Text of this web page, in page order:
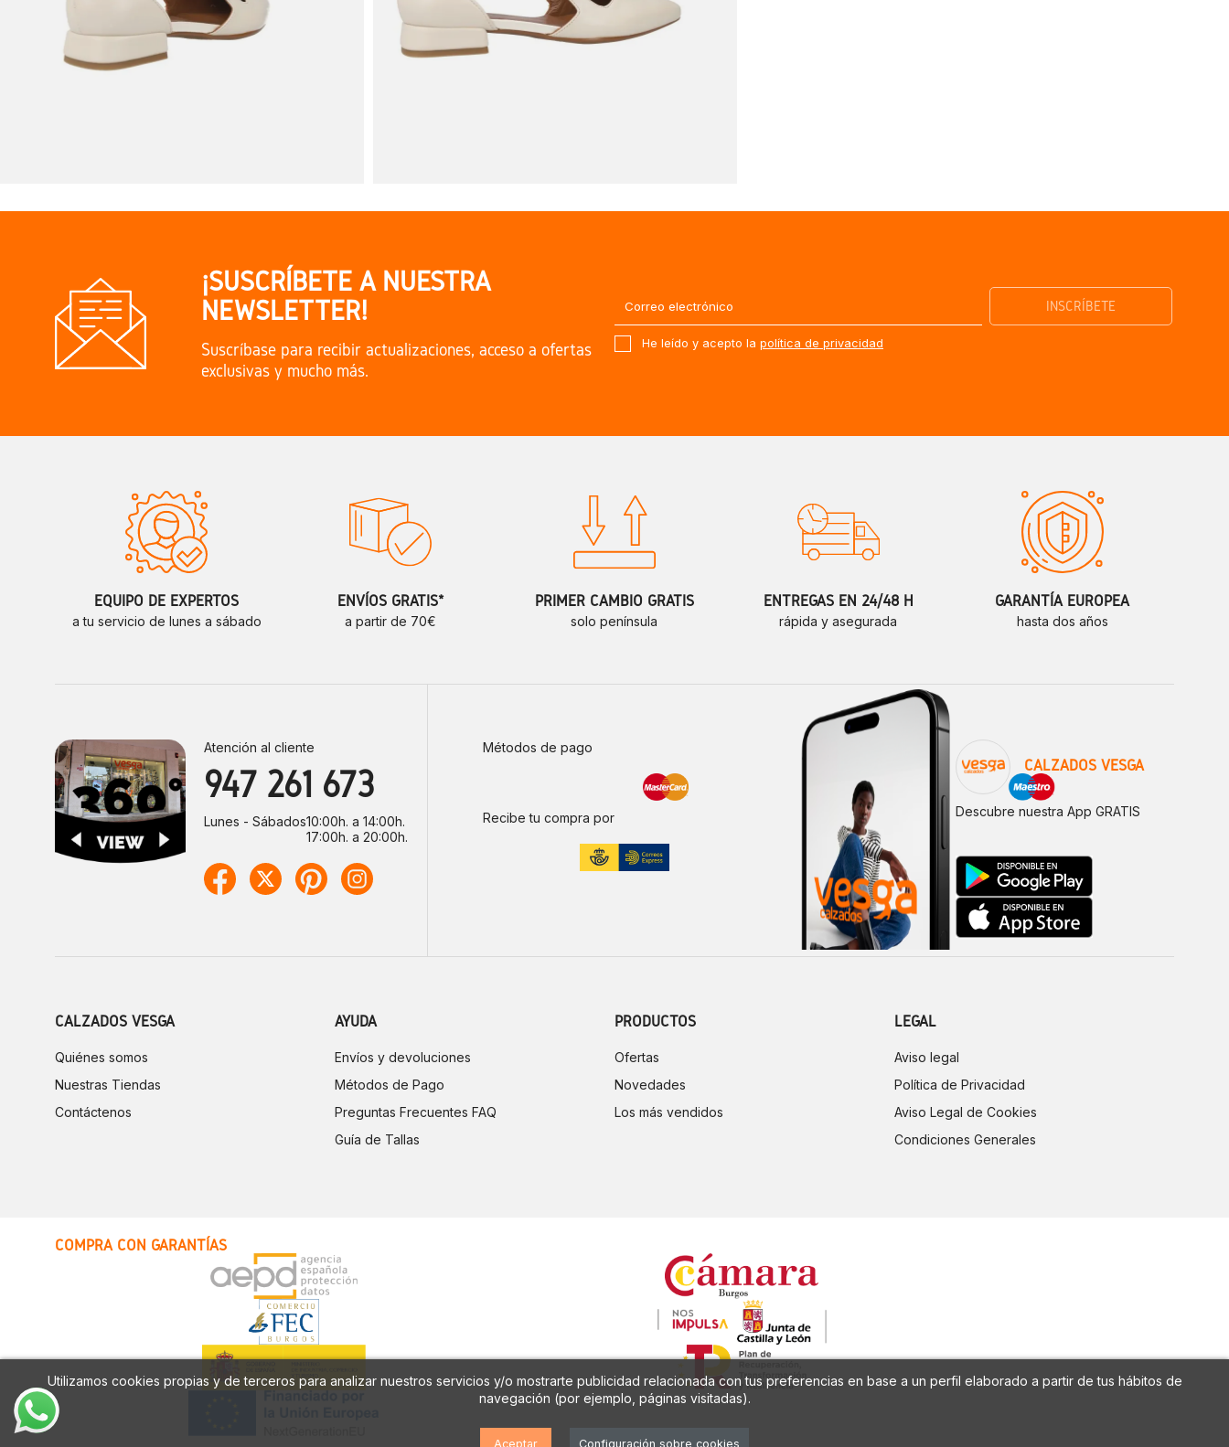
Utilizamos cookies propias y de terceros para analizar nuestros servicios y/o mostrarte publicidad relacionada con tus preferencias en base a un perfil elaborado a partir de tus hábitos de
navegación (por ejemplo, páginas visitadas).
Aceptar Configuración sobre cookies
¡SUSCRÍBETE A NUESTRA
NEWSLETTER!
Suscríbase para recibir actualizaciones, acceso a ofertas
exclusivas y mucho más.
He leído y acepto la política de privacidad
EQUIPO DE EXPERTOS
a tu servicio de lunes a sábado
ENVÍOS GRATIS*
a partir de 70€
PRIMER CAMBIO GRATIS
solo península
ENTREGAS EN 24/48 H
rápida y asegurada
GARANTÍA EUROPEA
hasta dos años
Atención al cliente
947 261 673
Lunes - Sábados10:00h. a 14:00h.
17:00h. a 20:00h.
Métodos de pago
Recibe tu compra por
CALZADOS VESGA
Descubre nuestra App GRATIS
CALZADOS VESGA
Quiénes somos
Nuestras Tiendas
Contáctenos
AYUDA
Envíos y devoluciones
Métodos de Pago
Preguntas Frecuentes FAQ
Guía de Tallas
PRODUCTOS
Ofertas
Novedades
Los más vendidos
LEGAL
Aviso legal
Política de Privacidad
Aviso Legal de Cookies
Condiciones Generales
COMPRA CON GARANTÍAS